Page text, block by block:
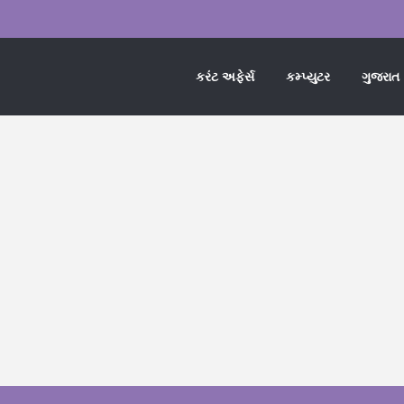
કરંટ અફેર્સ કમ્પ્યુટર ગુજરાત